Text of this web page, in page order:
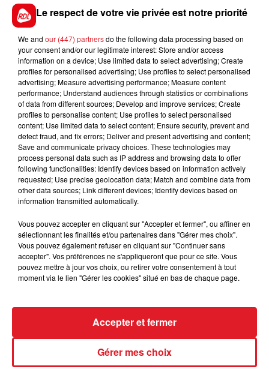
IL FALLAIT JOUER LE : 4.9.5.15.3
Résultats et Rapports sur :www.pmu.fr
Comment Pariez : Tiercé,Quarté +,Quinté+
FIL D'ACTUS
15 juillet 2026
VOLONTAIRE EN COURS, APRÈS LA...
Selon les premiers éléments, le logement servait
à des prostituées
Le respect de votre vie privée est notre priorité
We and our (447) partnersdo the following data processing based on
your consent and/or our legitimate interest: Store and/or access
information on a device; Use limited data to select advertising; Create
profiles for personalised advertising; Use profiles to select personalised
advertising; Measure advertising performance; Measure content
performance; Understand audiences through statistics or combinations
of data from different sources; Develop and improve services; Create
profiles to personalise content; Use profiles to select personalised
content; Use limited data to select content; Ensure security, prevent and
detect fraud, and fix errors; Deliver and present advertising and content;
Save and communicate privacy choices. These technologies may
process personal data such as IP address and browsing data to offer
following functionalities: Identify devices based on information actively
requested; Use precise geolocation data; Match and combine data from
other data sources; Link different devices; Identify devices based on
information transmitted automatically.
Vous pouvez accepter en cliquant sur "Accepter et fermer", ou affiner en
sélectionnant les finalités et/ou partenaires dans "Gérer mes choix".
Vous pouvez également refuser en cliquant sur "Continuer sans
accepter". Vos préférences ne s'appliqueront que pour ce site. Vous
pouvez mettre à jour vos choix, ou retirer votre consentement à tout
moment via le lien "Gérer les cookies" situé en bas de chaque page.
Gérer mes choix
Accepter et fermer